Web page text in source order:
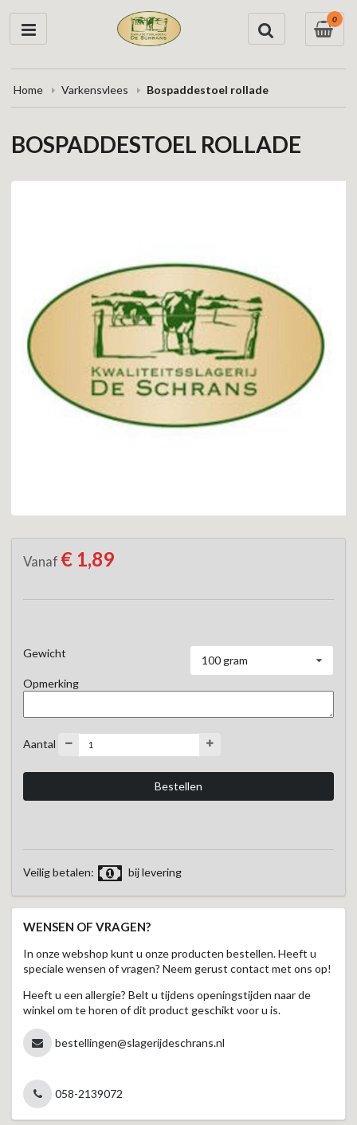
0
Home Varkensvlees Bospaddestoel rollade
BOSPADDESTOEL ROLLADE
Vanaf € 1,89
Gewicht
100 gram
Opmerking
Aantal
Veilig betalen: bij levering
WENSEN OF VRAGEN?
In onze webshop kunt u onze producten bestellen. Heeft u
speciale wensen of vragen? Neem gerust contact met ons op!
Heeft u een allergie? Belt u tijdens openingstijden naar de
winkel om te horen of dit product geschikt voor u is.
bestellingen@slagerijdeschrans.nl
058-2139072